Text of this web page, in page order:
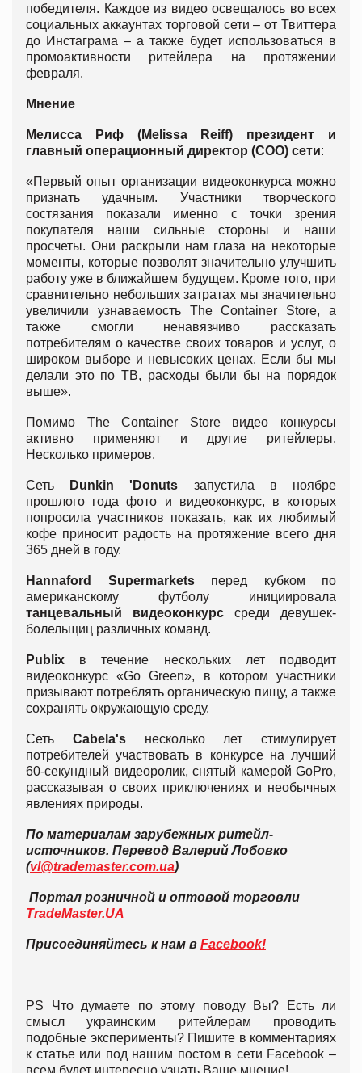
победителя. Каждое из видео освещалось во всех
социальных аккаунтах торговой сети – от Твиттера
до Инстаграма – а также будет использоваться в
промоактивности ритейлера на протяжении
февраля.
Мнение
Мелисса Риф (Melissa Reiff) президент и
главный операционный директор (COO) сети:
«Первый опыт организации видеоконкурса можно
признать удачным. Участники творческого
состязания показали именно с точки зрения
покупателя наши сильные стороны и наши
просчеты. Они раскрыли нам глаза на некоторые
моменты, которые позволят значительно улучшить
работу уже в ближайшем будущем. Кроме того, при
сравнительно небольших затратах мы значительно
увеличили узнаваемость The Container Store, а
также смогли ненавязчиво рассказать
потребителям о качестве своих товаров и услуг, о
широком выборе и невысоких ценах. Если бы мы
делали это по ТВ, расходы были бы на порядок
выше».
Помимо The Container Store видео конкурсы
активно применяют и другие ритейлеры.
Несколько примеров.
Сеть Dunkin ' Donuts запустила в ноябре
прошлого года фото и видеоконкурс, в которых
попросила участников показать, как их любимый
кофе приносит радость на протяжение всего дня
365 дней в году.
Hannaford Supermarketsперед кубком по
американскому футболу инициировала
танцевальный видеоконкурс среди девушек-
болельщиц различных команд.
Publix в течение нескольких лет подводит
видеоконкурс «Go Green», в котором участники
призывают потреблять органическую пищу, а также
сохранять окружающую среду.
Сеть Cabela'sнесколько лет стимулирует
потребителей участвовать в конкурсе на лучший
60-секундный видеоролик, снятый камерой GoPro,
рассказывая о своих приключениях и необычных
явлениях природы.
По материалам зарубежных ритейл-
источников. Перевод Валерий Лобовко
(vl@trademaster.com.ua)
Портал розничной и оптовой торговли
TradeMaster.UA
Присоединяйтесь к нам в Facebook!
PS Что думаете по этому поводу Вы? Есть ли
смысл украинским ритейлерам проводить
подобные эксперименты? Пишите в комментариях
к статье или под нашим постом в сети Facebook –
всем будет интересно узнать Ваше мнение!